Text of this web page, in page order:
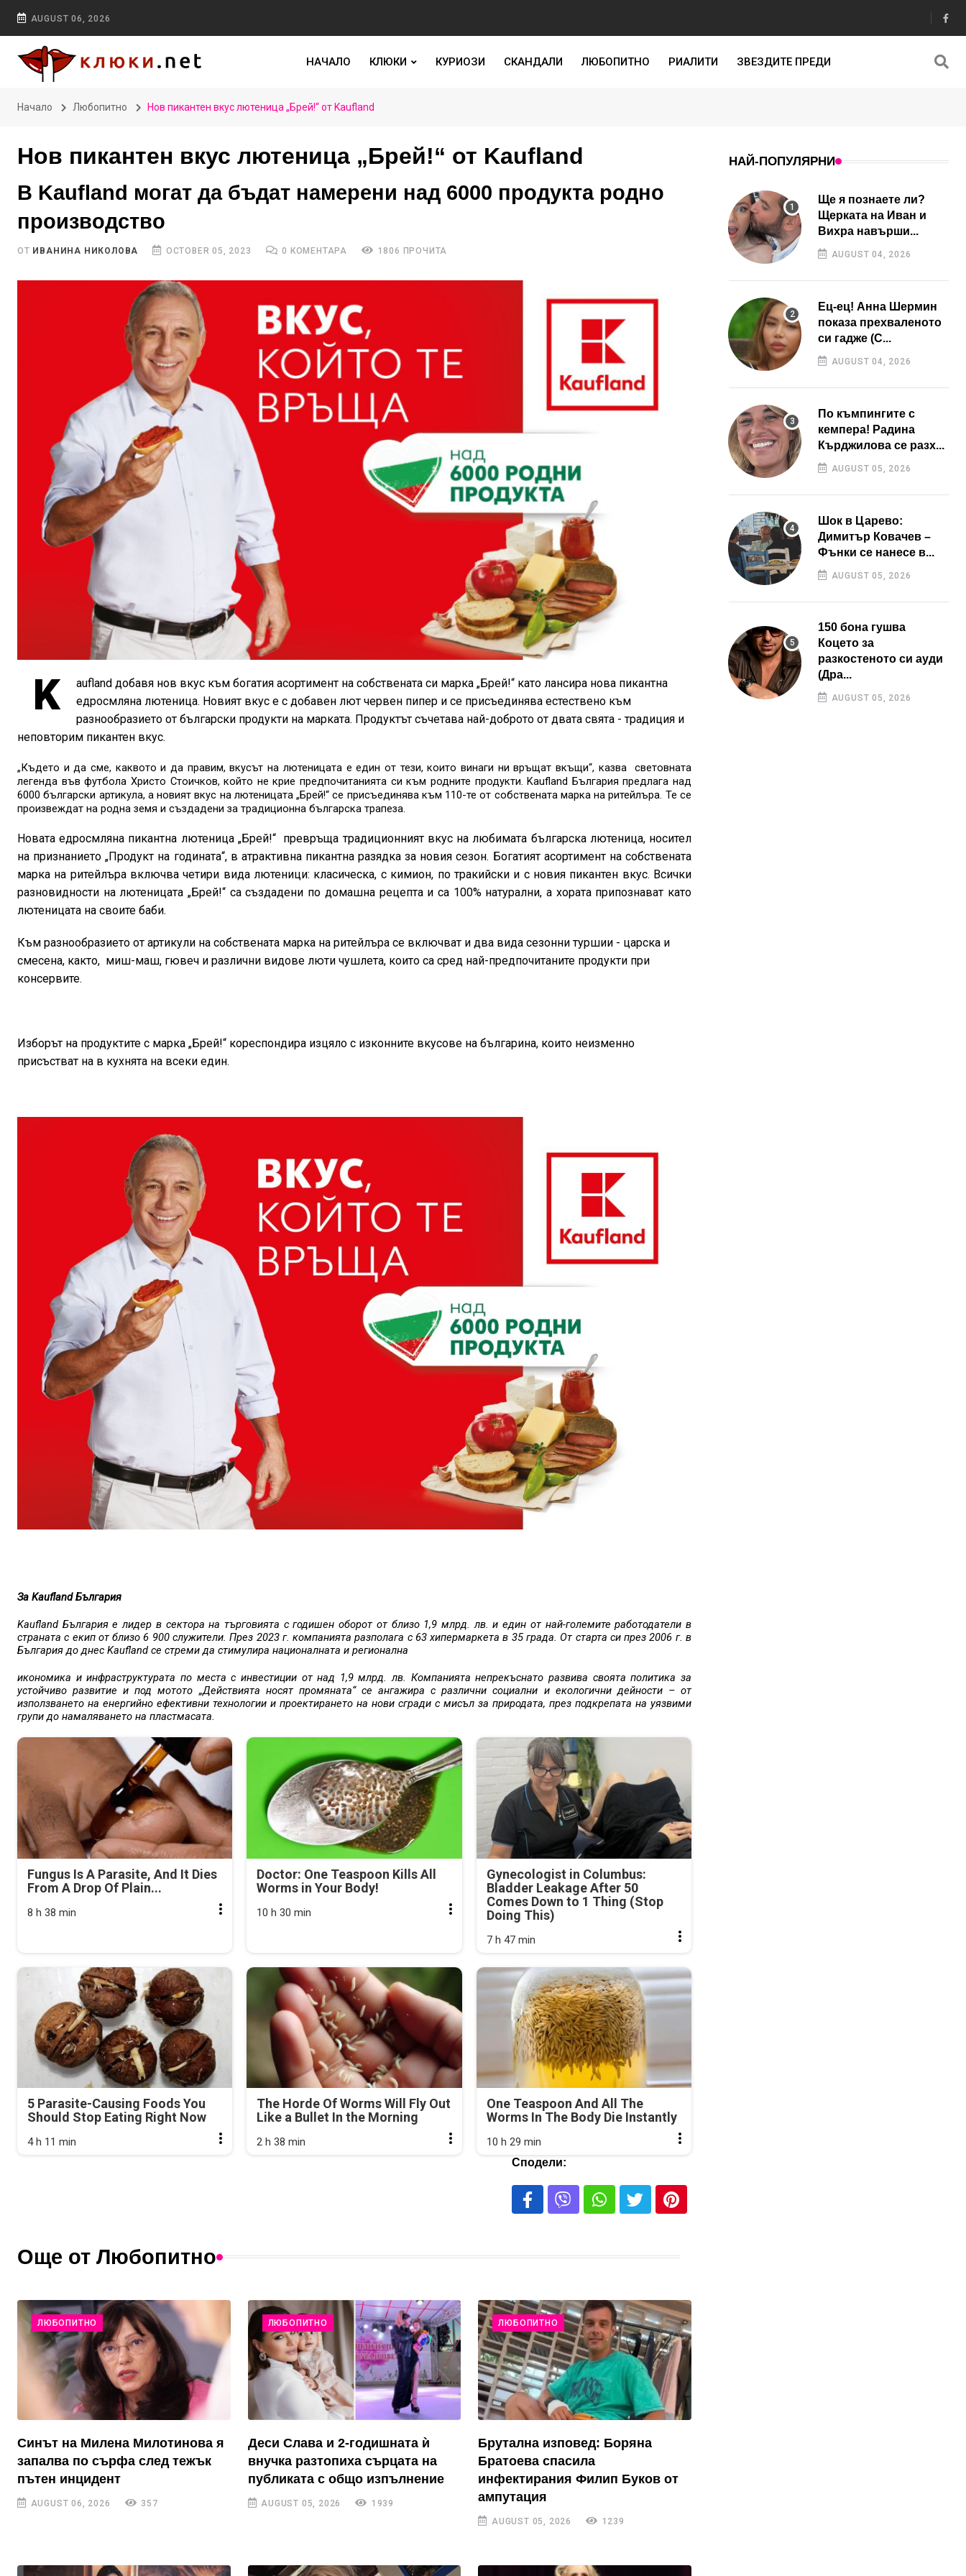
AUGUST 06, 2026
НАЧАЛО КЛЮКИ КУРИОЗИ СКАНДАЛИ ЛЮБОПИТНО РИАЛИТИ ЗВЕЗДИТЕ ПРЕДИ
Начало Любопитно Нов пикантен вкус лютеница „Брей!“ от Kaufland
Нов пикантен вкус лютеница „Брей!“ от Kaufland
В Kaufland могат да бъдат намерени над 6000 продукта родно
производство
ОТ ИВАНИНА НИКОЛОВА OCTOBER 05, 2023 0 КОМЕНТАРА 1806 ПРОЧИТА
K
aufland добавя нов вкус към богатия асортимент на собствената си марка „Брей!“ като лансира нова пикантна
едросмляна лютеница. Новият вкус е с добавен лют червен пипер и се присъединява естествено към
разнообразието от български продукти на марката. Продуктът съчетава най-доброто от двата свята - традиция и
неповторим пикантен вкус.
„Където и да сме, каквото и да правим, вкусът на лютеницата е един от тези, които винаги ни връщат вкъщи“, казва
световната
легенда във футбола Христо Стоичков, който не крие предпочитанията си към родните продукти.Kaufland България предлага над
6000 български артикула, а новият вкус на лютеницата „Брей!“ се присъединява към 110-те от собствената марка на ритейлъра. Те се
произвеждат на родна земя и създадени за традиционна българска трапеза.
Новата едросмляна пикантна лютеница „Брей!“ превръща традиционният вкус на любимата българска лютеница, носител
на признанието „Продукт на годината“, в атрактивна пикантна разядка за новия сезон. Богатият асортимент на собствената
марка на ритейлъра включва четири вида лютеници: класическа, с кимион, по тракийски и с новия пикантен вкус. Всички
разновидности на лютеницата „Брей!“ са създадени по домашна рецепта и са 100% натурални, а хората припознават като
лютеницата на своите баби.
Към разнообразието от артикули на собствената марка на ритейлъра се включват и два вида сезонни туршии - царска и
смесена, както, миш-маш, гювеч и различни видове люти чушлета, които са сред най-предпочитаните продукти при
консервите.
Изборът на продуктите с марка „Брей!“ кореспондира изцяло с изконните вкусове на българина, които неизменно
присъстват на в кухнята на всеки един.
За KauflandБългария
Kaufland България е лидер в сектора на търговията с годишен оборот от близо 1,9 млрд. лв. и един от най-големите работодатели в
страната с екип от близо 6 900 служители. През 2023 г. компанията разполага с 63 хипермаркета в 35 града. От старта си през 2006 г. в
България до днес Kaufland се стреми да стимулира националната и регионална
икономика и инфраструктурата по места с инвестиции от над 1,9 млрд. лв. Компанията непрекъснато развива своята политика за
устойчиво развитие и под мотото „Действията носят промяната“ се ангажира с различни социални и екологични дейности – от
използването на енергийно ефективни технологии и проектирането на нови сгради с мисъл за природата, през подкрепата на уязвими
групи до намаляването на пластмасата.
Fungus Is A Parasite, And It Dies
From A Drop Of Plain...
8 h 38 min
Doctor: One Teaspoon Kills All
Worms in Your Body!
10 h 30 min
Gynecologist in Columbus:
Bladder Leakage After 50
Comes Down to 1 Thing (Stop
Doing This)
7 h 47 min
5 Parasite-Causing Foods You
Should Stop Eating Right Now
4 h 11 min
The Horde Of Worms Will Fly Out
Like a Bullet In the Morning
2 h 38 min
One Teaspoon And All The
Worms In The Body Die Instantly
10 h 29 min
Сподели:
Още от Любопитно
ЛЮБОПИТНО
Синът на Милена Милотинова я
запалва по сърфа след тежък
пътен инцидент
AUGUST 06, 2026 357
ЛЮБОПИТНО
Деси Слава и 2-годишната ѝ
внучка разтопиха сърцата на
публиката с общо изпълнение
AUGUST 05, 2026 1939
ЛЮБОПИТНО
Брутална изповед: Боряна
Братоева спасила
инфектирания Филип Буков от
ампутация
AUGUST 05, 2026 1239
НАЙ-ПОПУЛЯРНИ
Ще я познаете ли?
Щерката на Иван и
Вихра навърши...
AUGUST 04, 2026
Ец-ец! Анна Шермин
показа прехваленото
си гадже (С...
AUGUST 04, 2026
По къмпингите с
кемпера! Радина
Кърджилова се разх...
AUGUST 05, 2026
Шок в Царево:
Димитър Ковачев –
Фънки се нанесе в...
AUGUST 05, 2026
150 бона гушва
Коцето за
разкостеното си ауди
(Дра...
AUGUST 05, 2026